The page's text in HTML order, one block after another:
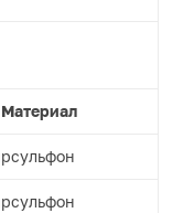
Материал